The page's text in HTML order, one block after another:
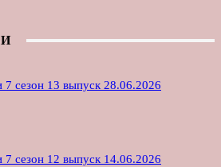
7 сезон 13 выпуск 28.06.2026
7 сезон 12 выпуск 14.06.2026